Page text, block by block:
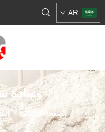
AR
وسادة
الصفحة الرئيسية >